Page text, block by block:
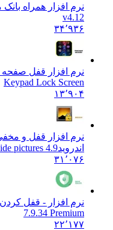
نرم افزار همراه بانک
v4.12
۳۴٬۹۳۶
نرم افزار قفل صفحه
Keypad Lock Screen
۱۳٬۹۰۴
نرم افزار قفل و
اندرویدpictures 4.9
۳۱٬۰۷۶
نرم افزار - قفل کردن
7.9.34 Premium
۲۲٬۱۷۷